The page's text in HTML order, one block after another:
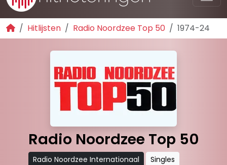
Hitlijsten Radio Noordzee Top 50 1974-24
Radio Noordzee Top 50
Radio Noordzee Internationaal Singles